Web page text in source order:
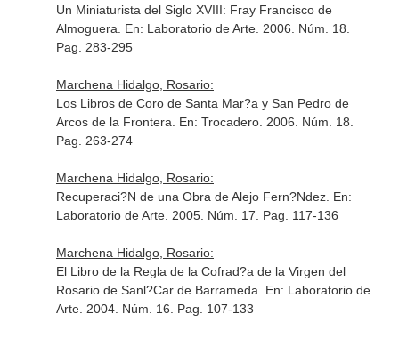
Un Miniaturista del Siglo XVIII: Fray Francisco de
Almoguera. En: Laboratorio de Arte. 2006. Núm. 18.
Pag. 283-295
Marchena Hidalgo, Rosario:
Los Libros de Coro de Santa Mar?a y San Pedro de
Arcos de la Frontera. En: Trocadero. 2006. Núm. 18.
Pag. 263-274
Marchena Hidalgo, Rosario:
Recuperaci?N de una Obra de Alejo Fern?Ndez. En:
Laboratorio de Arte. 2005. Núm. 17. Pag. 117-136
Marchena Hidalgo, Rosario:
El Libro de la Regla de la Cofrad?a de la Virgen del
Rosario de Sanl?Car de Barrameda. En: Laboratorio de
Arte. 2004. Núm. 16. Pag. 107-133